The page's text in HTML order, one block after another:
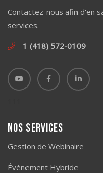
Contactez-nous afin d'en
services.
1 (418) 572-0109
Nos services
Gestion de Webinaire
Événement Hybride